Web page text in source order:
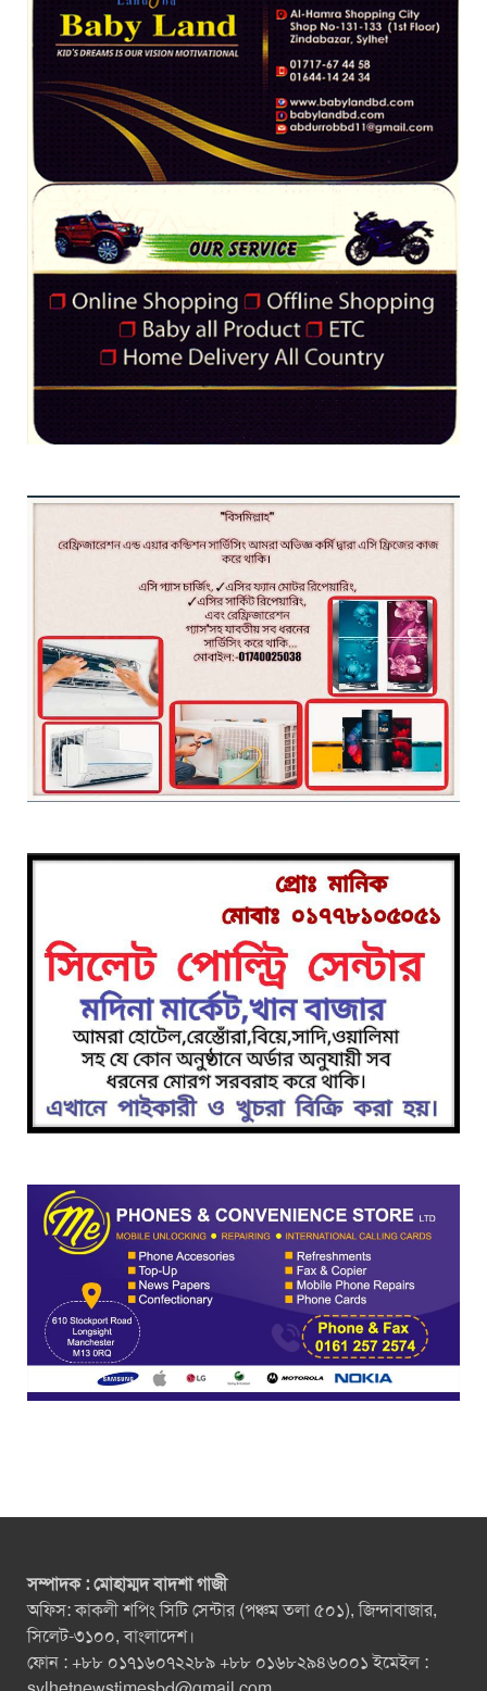
সম্পাদক : মোহাম্মদ বাদশা গাজী
অফিস: কাকলী শপিং সিটি সেন্টার (পঞ্চম তলা ৫০১), জিন্দাবাজার,
সিলেট-৩১০০, বাংলাদেশ।
ফোন : +৮৮ ০১৭১৬০৭২২৮৯ +৮৮ ০১৬৮২৯৪৬০০১ ইমেইল :